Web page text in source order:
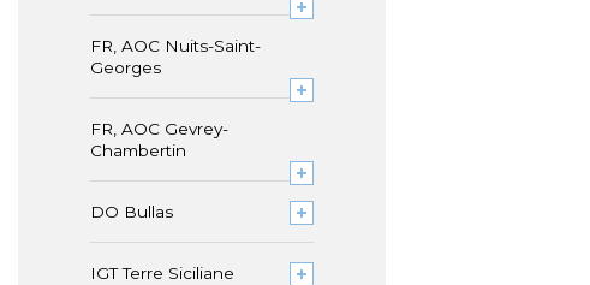
FR, AOC Nuits-Saint-
Georges
FR, AOC Gevrey-
Chambertin
DO Bullas
IGT Terre Siciliane